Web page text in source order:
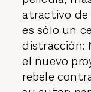
atractivo de
es sólo un
distracción:
el nuevo
rebele